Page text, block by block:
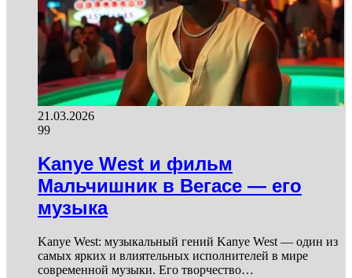
21.03.2026
99
Kanye West и фильм
Мальчишник в Вегасе — его
музыка
Kanye West: музыкальный гений Kanye West — один из
самых ярких и влиятельных исполнителей в мире
современной музыки. Его творчество…